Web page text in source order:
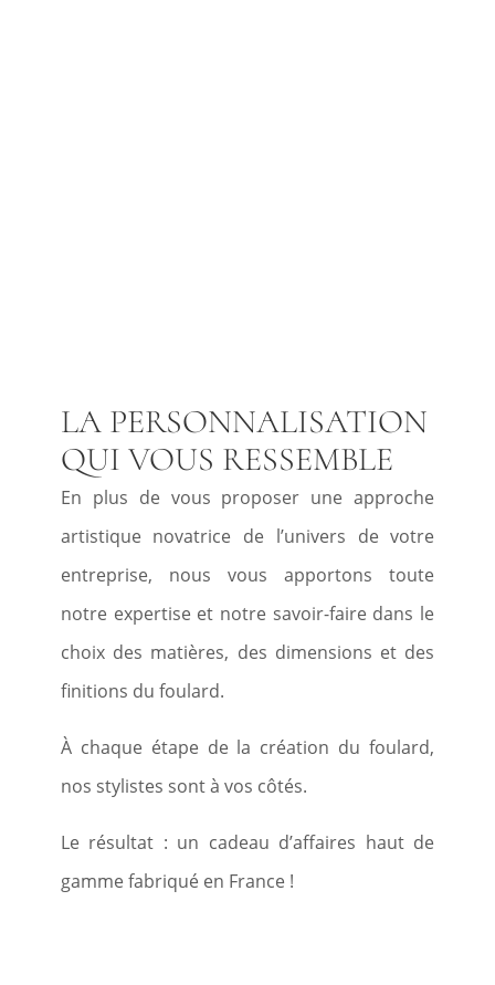
LA PERSONNALISATION
QUI VOUS RESSEMBLE
En plus de vous proposer une approche
artistique novatrice de l’univers de votre
entreprise, nous vous apportons toute
notre expertise et notre savoir-faire dans le
choix des matières, des dimensions et des
finitions du foulard.
À chaque étape de la création du foulard,
nos stylistes sont à vos côtés.
Le résultat : un cadeau d’affaires haut de
gamme fabriqué en France !